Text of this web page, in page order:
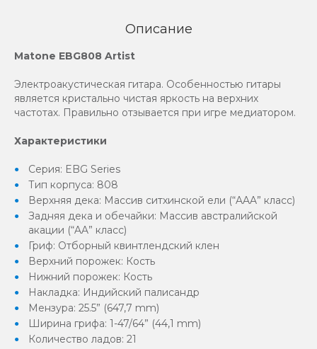
Описание
Matone EBG808 Artist
Электроакустическая гитара. Особенностью гитары
является кристально чистая яркость на верхних
частотах. Правильно отзывается при игре медиатором.
Характеристики
Серия: EBG Series
Тип корпуса: 808
Верхняя дека: Массив ситхинской ели (“AAA” класс)
Задняя дека и обечайки: Массив австралийской
акации (“AA” класс)
Гриф: Отборный квинтлендский клен
Верхний порожек: Кость
Нижний порожек: Кость
Накладка: Индийский палисандр
Мензура: 25.5” (647,7 mm)
Ширина грифа: 1-47/64” (44,1 mm)
Количество ладов: 21